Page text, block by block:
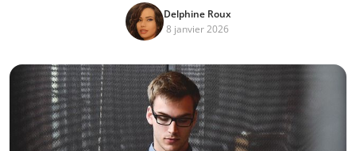
Delphine Roux
8 janvier 2026